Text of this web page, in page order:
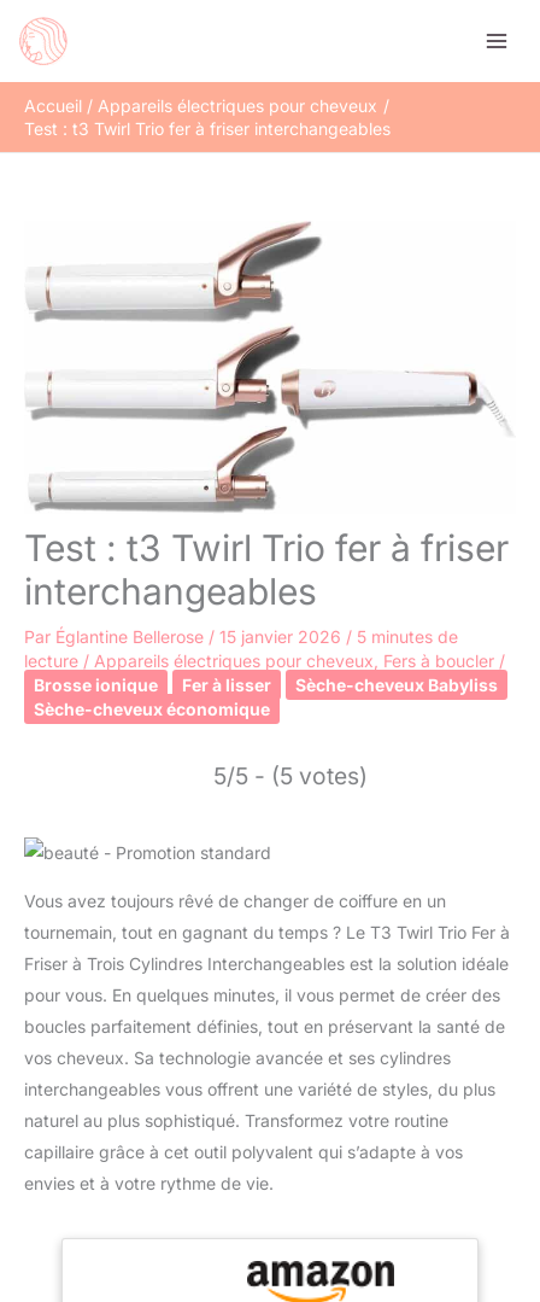
Accueil
Appareils électriques pour cheveux
Test : t3 Twirl Trio fer à friser interchangeables
Test : t3 Twirl Trio fer à friser
interchangeables
Par Églantine Bellerose / 15 janvier 2026 / 5 minutes de
lecture / Appareils électriques pour cheveux Fers à boucler /
Brosse ionique
Fer à lisser
Sèche-cheveux Babyliss
Sèche-cheveux économique
5/5 - (5 votes)
Vous avez toujours rêvé de changer de coiffure en un
tournemain, tout en gagnant du temps ? Le T3 Twirl Trio Fer à
Friser à Trois Cylindres Interchangeables est la solution idéale
pour vous. En quelques minutes, il vous permet de créer des
boucles parfaitement définies, tout en préservant la santé de
vos cheveux. Sa technologie avancée et ses cylindres
interchangeables vous offrent une variété de styles, du plus
naturel au plus sophistiqué. Transformez votre routine
capillaire grâce à cet outil polyvalent qui s’adapte à vos
envies et à votre rythme de vie.
Rechercher